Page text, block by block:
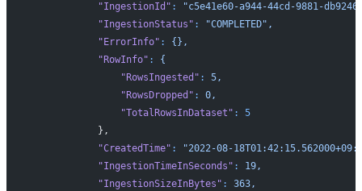
            "IngestionId"
:
"c5e41e60-a944-44cd-9881-
            "IngestionStatus"
:
"COMPLETED",
            "ErrorInfo"
:
{},
            "RowInfo"
:
{
                "RowsIngested"
:
5,
                "RowsDropped"
:
0,
                "TotalRowsInDataset"
:
5
            },
            "CreatedTime"
:
"2022-08-
            "IngestionTimeInSeconds"
:
19,
            "IngestionSizeInBytes"
:
363,